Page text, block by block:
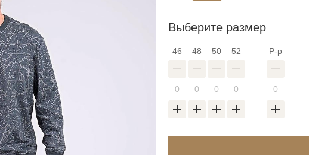
Выберите размер
46 48 50 52 Р-р